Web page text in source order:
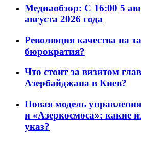
Медиаобзор: С 16:00 5
августа 2026 года
Революция качества на
бюрократия?
Что стоит за визитом
Азербайджана в Киев?
Новая модель
и «Азеркосмоса»: какие
указ?